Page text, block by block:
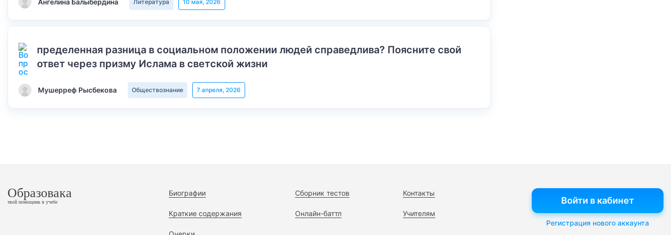
Ангелина Балыбердина Литература 10 мая, 2026
пределенная разница в социальном положении людей справедлива? Поясните свой
ответ через призму Ислама в светской жизни
Мушерреф Рысбекова Обществознание 7 апреля, 2026
Образовака
твой помощник в учебе
Биографии
Краткие содержания
Сборник тестов
Онлайн-баттл
Контакты
Учителям
Войти в кабинет
Регистрация нового аккаунта